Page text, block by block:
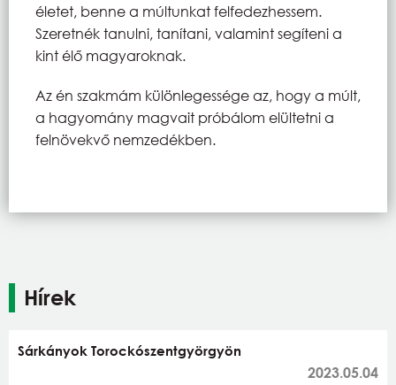
életet, benne a múltunkat felfedezhessem.
Szeretnék tanulni, tanítani, valamint segíteni a
kint élő magyaroknak.
Az én szakmám különlegessége az, hogy a múlt,
a hagyomány magvait próbálom elültetni a
felnövekvő nemzedékben.
Hírek
Sárkányok Torockószentgyörgyön
2023.05.04